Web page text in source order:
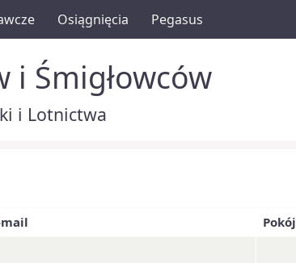
Osiągnięcia Pegasus
i Śmigłowców
i Lotnictwa
mail Pokój